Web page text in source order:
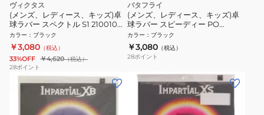
ヴィクタス
(メンズ、レディース、キッズ)卓
球ラバー スペクトル S1 210010
0020
カラー ： ブラック
￥3,080 （税込）
33%OFF ￥4,620（税込）
28ポイント
バタフライ
(メンズ、レディース、キッズ)卓
球ラバー スピーディー PO
00260
カラー ： ブラック
￥3,080 （税込）
28ポイント